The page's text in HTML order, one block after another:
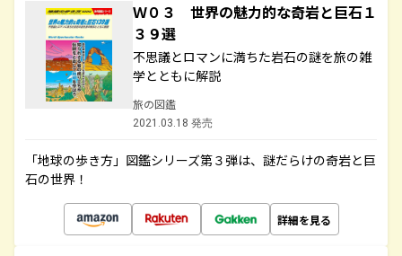
Ｗ０３ 世界の魅力的な奇岩と巨石１
３９選
不思議とロマンに満ちた岩石の謎を旅の雑
学とともに解説
旅の図鑑
2021.03.18 発売
「地球の歩き方」図鑑シリーズ第３弾は、謎だらけの奇岩と巨
石の世界！
詳細を見る